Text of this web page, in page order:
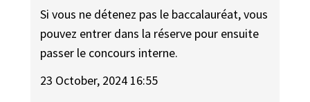
Si vous ne détenez pas le baccalauréat, vous
pouvez entrer dans la réserve pour ensuite
passer le concours interne.
23 October, 2024 16:55